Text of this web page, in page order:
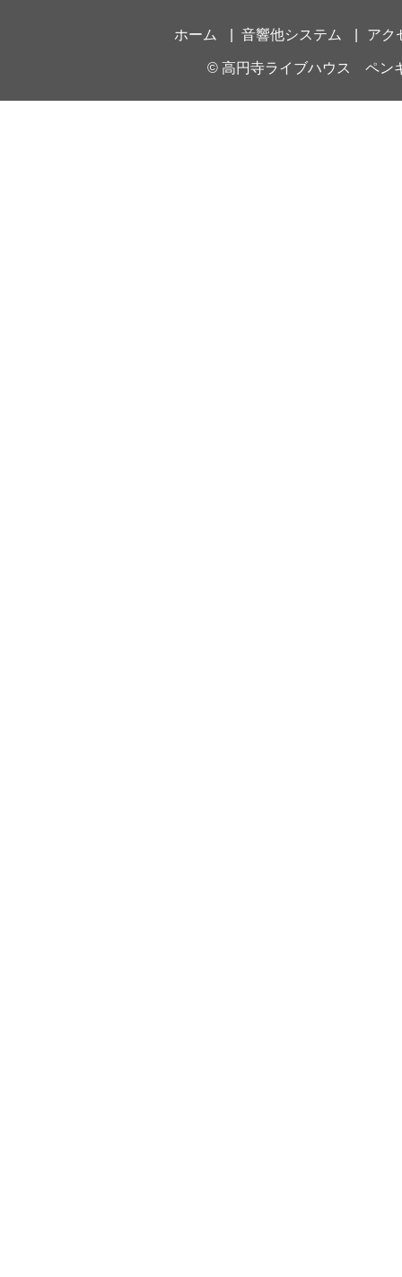
ホーム 音響他システム アク
© 高円寺ライブハウス ペン